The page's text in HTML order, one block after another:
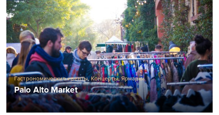
Гастрономические ивенты,Концерты,Ярмарки
Palo Alto Market